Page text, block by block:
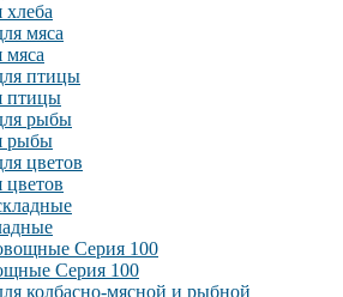
птицы
рыбы
Серия 100